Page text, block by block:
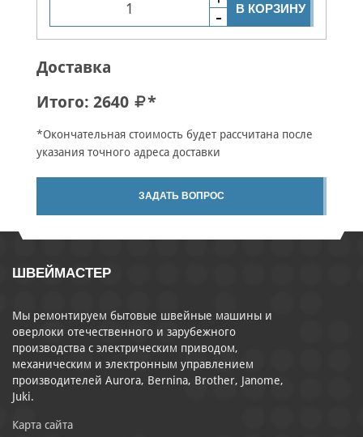
В КОРЗИНУ
Доставка
Итого: 2640 *
*Окончательная стоимость будет рассчитана после
указания точного адреса доставки
ЗАДАТЬ ВОПРОС
ШВЕЙМАСТЕР
Мы ремонтируем бытовые швейные машины и
оверлоки отечественного и зарубежного
производства с электрическим приводом,
механическим и электронным управлением
производителей Aurora, Bernina, Brother, Janome,
Juki.
Карта сайта